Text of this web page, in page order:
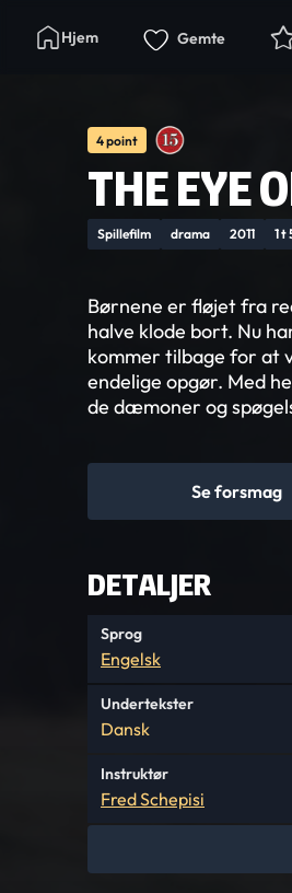
Hjem Gemte
4 point
THE EYE
Spillefilm drama 2011 1 t
Børnene er fløjet fra
halve klode bort. Nu
kommer tilbage for at
endelige opgør. Med
de dæmoner og
Se forsmag
DETALJER
Sprog
Engelsk
Undertekster
Dansk
Instruktør
Fred Schepisi